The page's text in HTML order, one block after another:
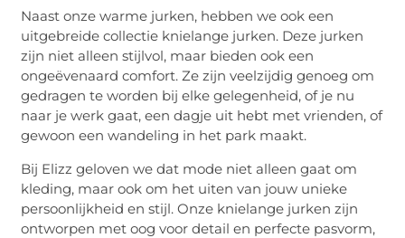
Naast onze warme jurken, hebben we ook een
uitgebreide collectie knielange jurken. Deze jurken
zijn niet alleen stijlvol, maar bieden ook een
ongeëvenaard comfort. Ze zijn veelzijdig genoeg om
gedragen te worden bij elke gelegenheid, of je nu
naar je werk gaat, een dagje uit hebt met vrienden, of
gewoon een wandeling in het park maakt.
Bij Elizz geloven we dat mode niet alleen gaat om
kleding, maar ook om het uiten van jouw unieke
persoonlijkheid en stijl. Onze knielange jurken zijn
ontworpen met oog voor detail en perfecte pasvorm,